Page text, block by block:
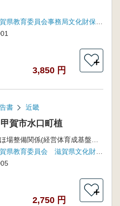
3,850 円
＋
書 近畿
賀市水口町植
滋賀県教育委員会 滋賀県文化財保護協会
2,750 円
＋